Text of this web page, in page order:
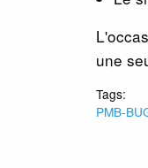
une
Tags:
PMB-